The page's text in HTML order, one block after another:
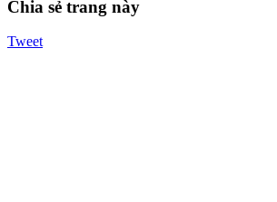
Chia sẻ trang này
Tweet